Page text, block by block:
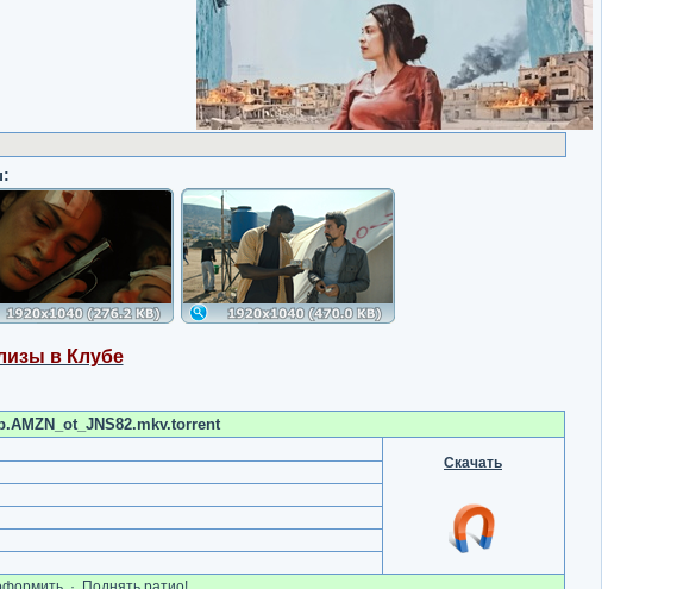
в Клубе
Скачать